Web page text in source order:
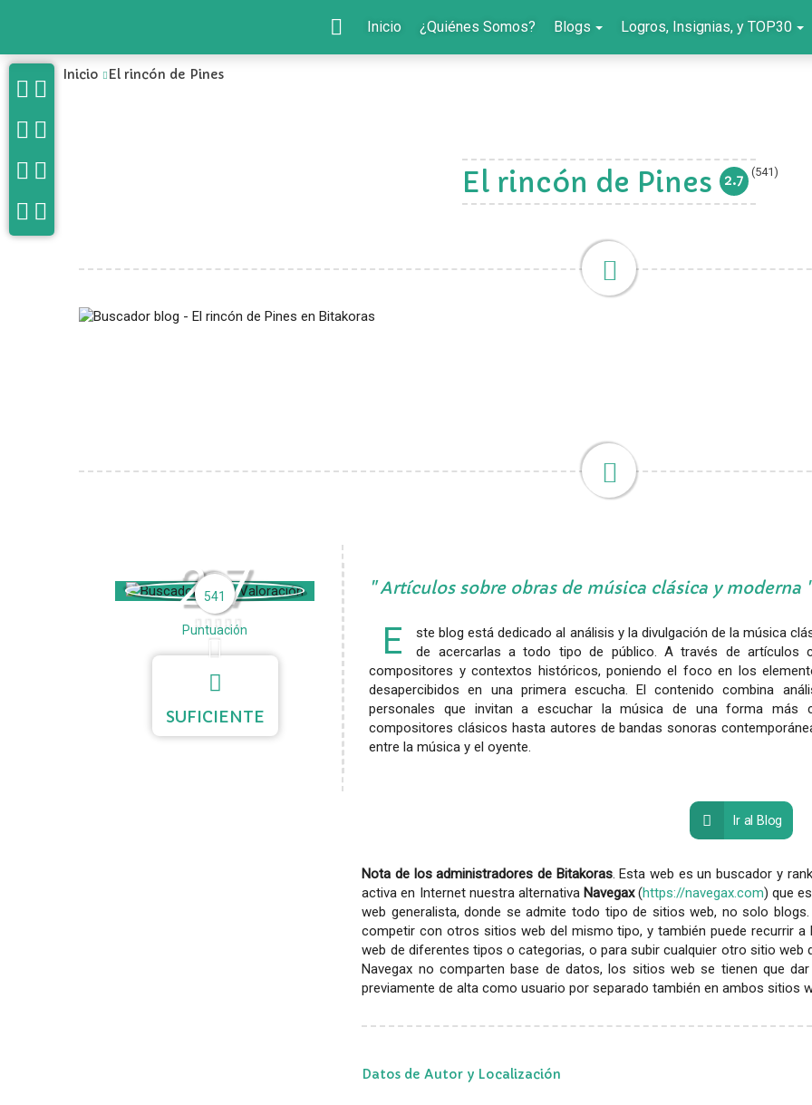
Inicio ¿Quiénes Somos? Blogs Logros, Insignias, y TOP30
Inicio El rincón de Pines
El rincón de Pines 2.7 (541)
2.7
541
Puntuación
SUFICIENTE
Artículos sobre obras de música clásica y moderna
E
ste blog está dedicado al análisis y la divulgación de la música
de acercarlas a todo tipo de público. A través de artículos
compositores y contextos históricos, poniendo el foco en los
desapercibidos en una primera escucha. El contenido combina
personales que invitan a escuchar la música de una forma más
compositores clásicos hasta autores de bandas sonoras
entre la música y el oyente.
Ir al Blog
Nota de los administradores de Bitakoras. Esta web es un buscador y
activa en Internet nuestra alternativa Navegax(https://navegax.com) que
web generalista, donde se admite todo tipo de sitios web, no solo
competir con otros sitios web del mismo tipo, y también puede recurrir
web de diferentes tipos o categorias, o para subir cualquier otro sitio web
Navegax no comparten base de datos, los sitios web se tienen que
previamente de alta como usuario por separado también en ambos sitios
Datos de Autor y Localización